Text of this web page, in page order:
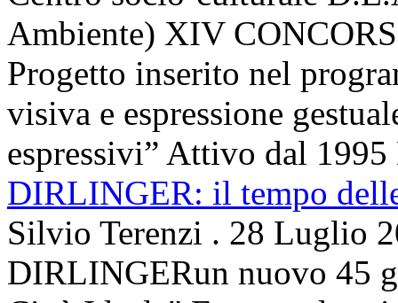
Ambiente) XIV
Progetto inserito nel
visiva e espressione
espressivi” Attivo dal 1995
DIRLINGER: il tempo
Silvio Terenzi . 28 Luglio
DIRLINGERun nuovo 45